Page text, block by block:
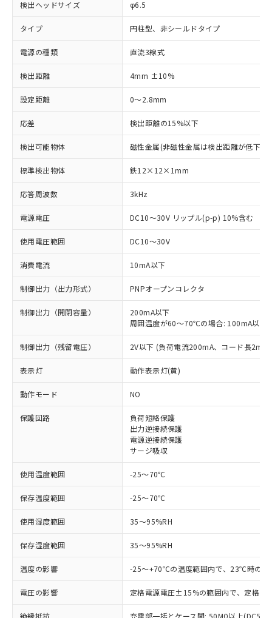
検出ヘッドサイズ φ6.5
タイプ 円柱型、非シールドタイプ
電源の種類 直流3線式
検出距離 4mm ±10%
設定距離 0～2.8mm
応差 検出距離の15%以下
検出可能物体 磁性金属(非磁性金属は検出距離が低下し
標準検出物体 鉄12×12×1mm
応答周波数 3kHz
電源電圧 DC10～30V リップル(p-p) 10%含む
使用電圧範囲 DC10～30V
消費電流 10mA以下
制御出力（出力形式） PNPオープンコレクタ
制御出力（開閉容量）
200mA以下
周囲温度が60～70℃の場合: 100mA以下
制御出力（残留電圧） 2V以下 (負荷電流200mA、コード長2m時
表示灯 動作表示灯(黄)
動作モード NO
保護回路
負荷短絡保護
出力逆接続保護
電源逆接続保護
サージ吸収
使用温度範囲 -25～70℃
保存温度範囲 -25～70℃
使用湿度範囲 35～95%RH
保存湿度範囲 35～95%RH
温度の影響 -25～+70℃の温度範囲内で、23℃時の
電圧の影響 定格電源電圧±15%の範囲内で、定格電
絶縁抵抗 充電部一括とケース間: 50MΩ以上
ご利用ください。
本サービスは、当社制御機器事業取扱
商品の当社在庫状況および標準価格
(税抜)を提供させていただくもので
当社制御機器事業取扱商品の中には、
本サービスの対象外となる商品もある
ことをご了承ください。
在庫状況および標準価格照会結果は、
対応済み：EU RoHS指令（10物質）の
非含有に対応した製品が提供可能な商品で
す。
対応予定：EU RoHS指令（10物質）の非含
有に対応した製品に切り替える予定のある
対応予定なし：EU RoHS指令（10物質）の
非含有に非対応の商品で、対応品を出す予
定はありません。
調査・確認中：EU RoHS指令（10物質）の
非含有の対応状況を調査中または確認中の
非該当品：ライセンス料など無形物で、有
害物質有無と関係のない商品です。
仕入先様の事情により、非含有部品として
いたものが、含有品と判明した場合などや
※1 中国RoHS○×表
「○」：最大均質材料含有率が中国RoHSの
基準値以下であることを示します。
「×」：最大均質材料含有率が中国RoHSの
基準値を超えていることを示します。
「－」：未確認です。当社販売部門へお問
い合わせください。
当社は、これら貴社製品のうち、外国
為替および外国貿易法に定める商品
（以下｢規制貨物等」という）を輸出